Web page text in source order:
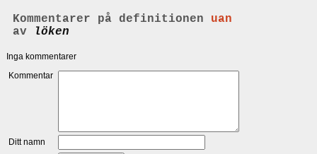
Kommentarer på definitionen uan
av
löken
Inga kommentarer
Kommentar
Ditt namn